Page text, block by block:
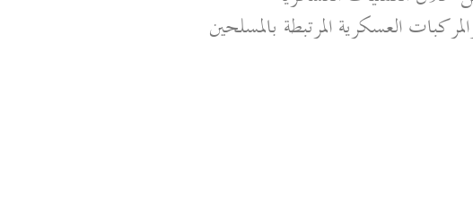
العسكرية المرتبطة بالمسلحين